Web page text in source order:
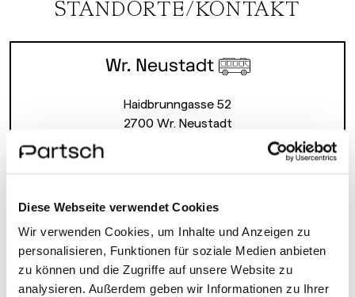
Diese Webseite verwendet Cookies
Wir verwenden Cookies, um Inhalte und Anzeigen zu
personalisieren, Funktionen für soziale Medien anbieten
zu können und die Zugriffe auf unsere Website zu
analysieren. Außerdem geben wir Informationen zu Ihrer
STANDORTE/KONTAKT
Wr. Neustadt
Haidbrunngasse 52
2700 Wr. Neustadt
bus.wn@partsch.at
Routenplaner